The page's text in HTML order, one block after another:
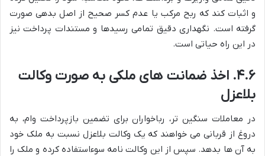
و اثبات کند که ربح مرکب یا عدم کسر صحیح از اصل بدهی صورت
گرفته است. نگهداری دقیق تمامی رسیدها و مستندات پرداخت نیز
در این راه حیاتی است.
۴.۶. اخذ ضمانت های ملکی به صورت وکالت
بلاعزل
در معاملات سنگین تر، رباخواران برای تضمین بازپرداخت وام، به
دروغ از قربانی می خواهند که یک وکالت بلاعزل نسبت به ملک خود
به آن ها بدهد. سپس از این وکالت نامه سوءاستفاده کرده و ملک را